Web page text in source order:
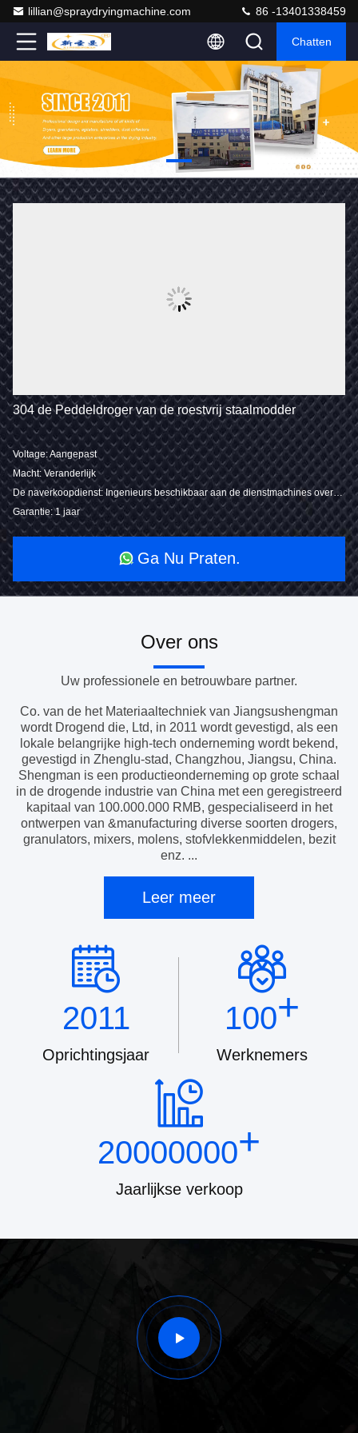
lillian@spraydryingmachine.com 86 -13401338459
Chatten
304 de Peddeldroger van de roestvrij staalmodder
Voltage: Aangepast
Macht: Veranderlijk
De naverkoopdienst: Ingenieurs beschikbaar aan de dienstmachines overzee
Garantie: 1 jaar
Ga Nu Praten.
Over ons
Uw professionele en betrouwbare partner.
Co. van de het Materiaaltechniek van Jiangsushengman
wordt Drogend die, Ltd, in 2011 wordt gevestigd, als een
lokale belangrijke high-tech onderneming wordt bekend,
gevestigd in Zhenglu-stad, Changzhou, Jiangsu, China.
Shengman is een productieonderneming op grote schaal
in de drogende industrie van China met een geregistreerd
kapitaal van 100.000.000 RMB, gespecialiseerd in het
ontwerpen van &manufacturing diverse soorten drogers,
granulators, mixers, molens, stofvlekkenmiddelen, bezit
enz. ...
Leer meer
2011
Oprichtingsjaar
100+
Werknemers
20000000+
Jaarlijkse verkoop